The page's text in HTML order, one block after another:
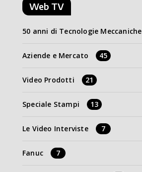
Web TV
50 anni di Tecnologie Meccaniche
Aziende e Mercato 45
Video Prodotti 21
Speciale Stampi 13
Le Video Interviste 7
Fanuc 7